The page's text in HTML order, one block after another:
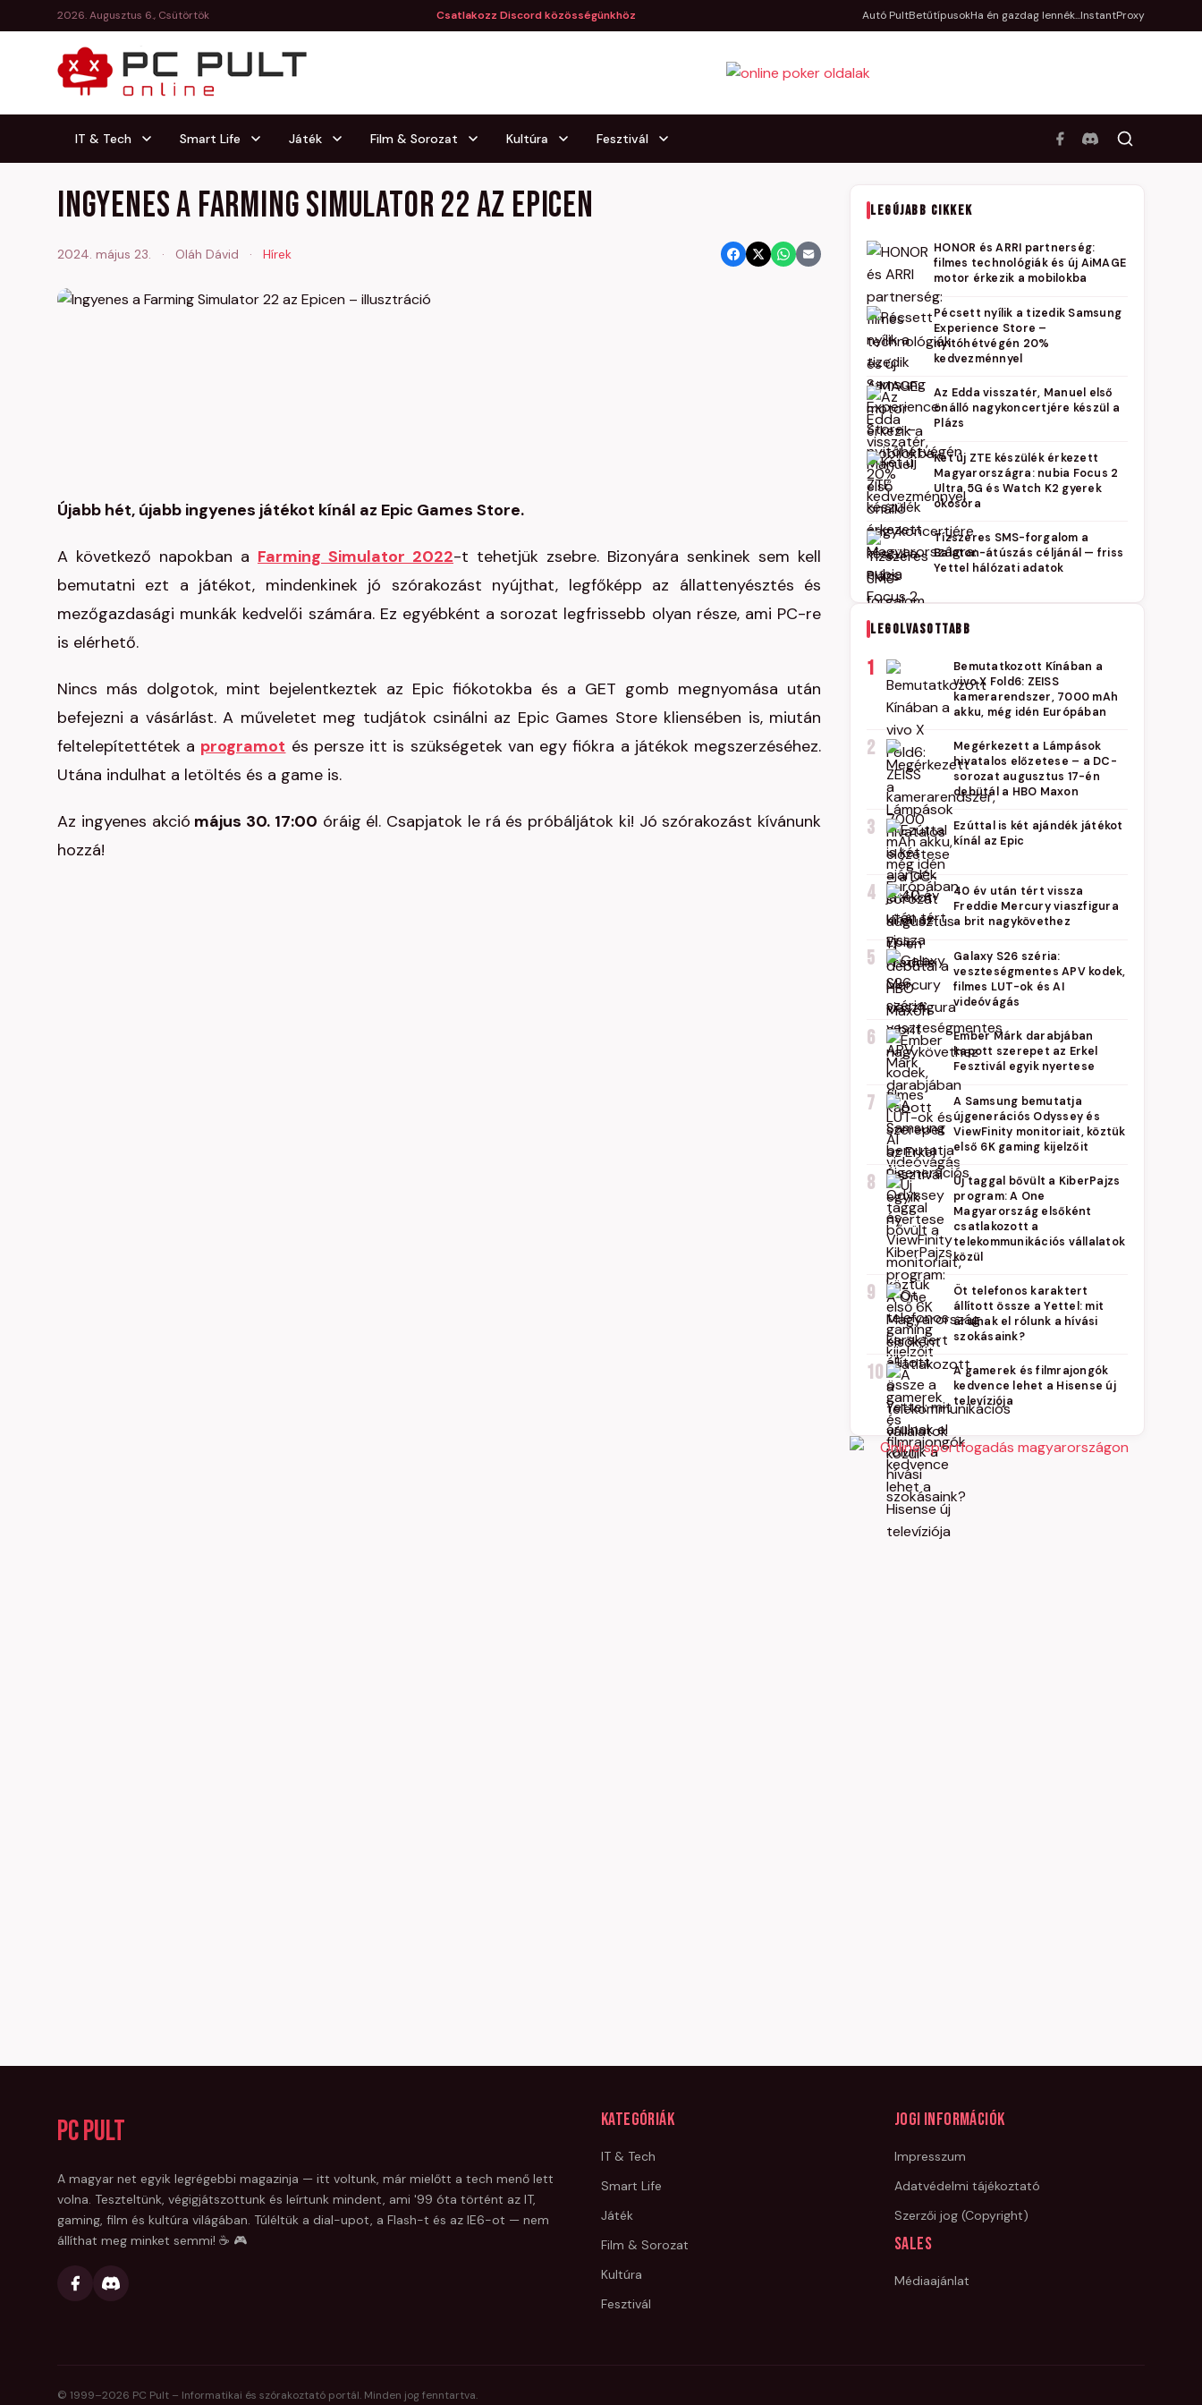
2026. Augusztus 6., Csütörtök Csatlakozz Discord közösségünkhöz Autó PultBetűtípusokHa én gazdag lennék...InstantProxy
IT & Tech Smart Life Játék Film & Sorozat Kultúra Fesztivál
Ingyenes a Farming Simulator 22 az Epicen
2024. május 23. · Oláh Dávid · Hírek
Újabb hét, újabb ingyenes játékot kínál az Epic Games Store.
A következő napokban a Farming Simulator 2022-t tehetjük zsebre. Bizonyára senkinek sem kell
bemutatni ezt a játékot, mindenkinek jó szórakozást nyújthat, legfőképp az állattenyésztés és
mezőgazdasági munkák kedvelői számára. Ez egyébként a sorozat legfrissebb olyan része, ami PC-re
is elérhető.
Nincs más dolgotok, mint bejelentkeztek az Epic fiókotokba és a GET gomb megnyomása után
befejezni a vásárlást. A műveletet meg tudjátok csinálni az Epic Games Store kliensében is, miután
feltelepítettétek a programot és persze itt is szükségetek van egy fiókra a játékok megszerzéséhez.
Utána indulhat a letöltés és a game is.
Az ingyenes akció május 30. 17:00 óráig él. Csapjatok le rá és próbáljátok ki! Jó szórakozást kívánunk
hozzá!
LEGÚJABB CIKKEK
HONOR és ARRI partnerség:
filmes technológiák és új AiMAGE
motor érkezik a mobilokba
Pécsett nyílik a tizedik Samsung
Experience Store –
nyitóhétvégén 20%
kedvezménnyel
Az Edda visszatér, Manuel első
önálló nagykoncertjére készül a
Plázs
Két új ZTE készülék érkezett
Magyarországra: nubia Focus 2
Ultra 5G és Watch K2 gyerek
okosóra
Tízszeres SMS-forgalom a
Balaton-átúszás céljánál — friss
Yettel hálózati adatok
LEGOLVASOTTABB
1
Bemutatkozott Kínában a
vivo X Fold6: ZEISS
kamerarendszer, 7000 mAh
akku, még idén Európában
2
Megérkezett a Lámpások
hivatalos előzetese – a DC-
sorozat augusztus 17-én
debütál a HBO Maxon
3
Ezúttal is két ajándék játékot
kínál az Epic
4
40 év után tért vissza
Freddie Mercury viaszfigura
a brit nagykövethez
5
Galaxy S26 széria:
veszteségmentes APV kodek,
filmes LUT-ok és AI
videóvágás
6
Ember Márk darabjában
kapott szerepet az Erkel
Fesztivál egyik nyertese
7
A Samsung bemutatja
újgenerációs Odyssey és
ViewFinity monitoriait, köztük
első 6K gaming kijelzőit
8
Új taggal bővült a KiberPajzs
program: A One
Magyarország elsőként
csatlakozott a
telekommunikációs vállalatok
közül
9
Öt telefonos karaktert
állított össze a Yettel: mit
árulnak el rólunk a hívási
szokásaink?
10
A gamerek és filmrajongók
kedvence lehet a Hisense új
televíziója
PC Pult
A magyar net egyik legrégebbi magazinja — itt voltunk, már mielőtt a tech menő lett
volna. Teszteltünk, végigjátszottunk és leírtunk mindent, ami '99 óta történt az IT,
gaming, film és kultúra világában. Túléltük a dial-upot, a Flash-t és az IE6-ot — nem
állíthat meg minket semmi! ☕ 🎮
Kategóriák
IT & Tech
Smart Life
Játék
Film & Sorozat
Kultúra
Fesztivál
Jogi információk
Impresszum
Adatvédelmi tájékoztató
Szerzői jog (Copyright)
Sales
Médiaajánlat
© 1999–2026 PC Pult – Informatikai és szórakoztató portál. Minden jog fenntartva.